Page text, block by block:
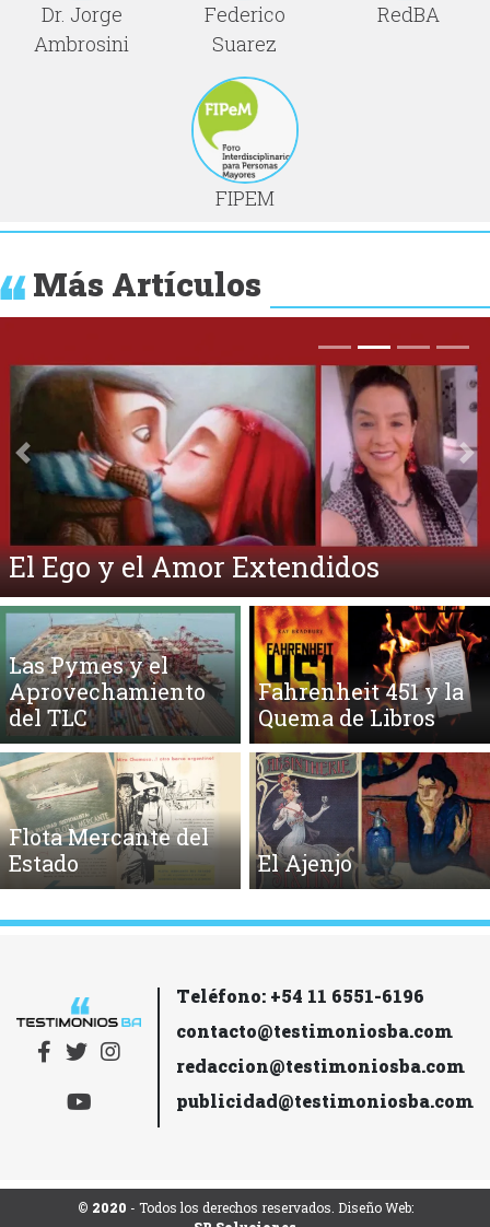
Dr. Jorge
Ambrosini
Federico
Suarez
RedBA
FIPEM
Más Artículos
El Ego y el Amor Extendidos
Anterior
Las Pymes y el
Aprovechamiento
del TLC
Fahrenheit 451 y la
Quema de Libros
Flota Mercante del
Estado
El Ajenjo
Teléfono: +54 11 6551-6196
contacto@testimoniosba.com
redaccion@testimoniosba.com
publicidad@testimoniosba.com
© 2020 - Todos los derechos reservados. Diseño Web: